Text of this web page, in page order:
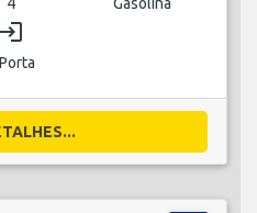
login